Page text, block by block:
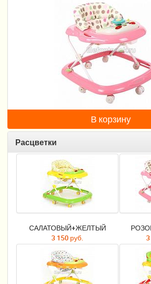
Мебель и аксессуары
Постельные принадлежности
Качели, шезлонги
Манежи
Безопасность ребенка
Ходунки и прыгунки
Игры и развитие
Принадлежности для выписки
Сумки для мам и детей
Кенгуру и слинги
В корзину
Расцветки
САЛАТОВЫЙ+ЖЕЛТЫЙ
3 150 руб.